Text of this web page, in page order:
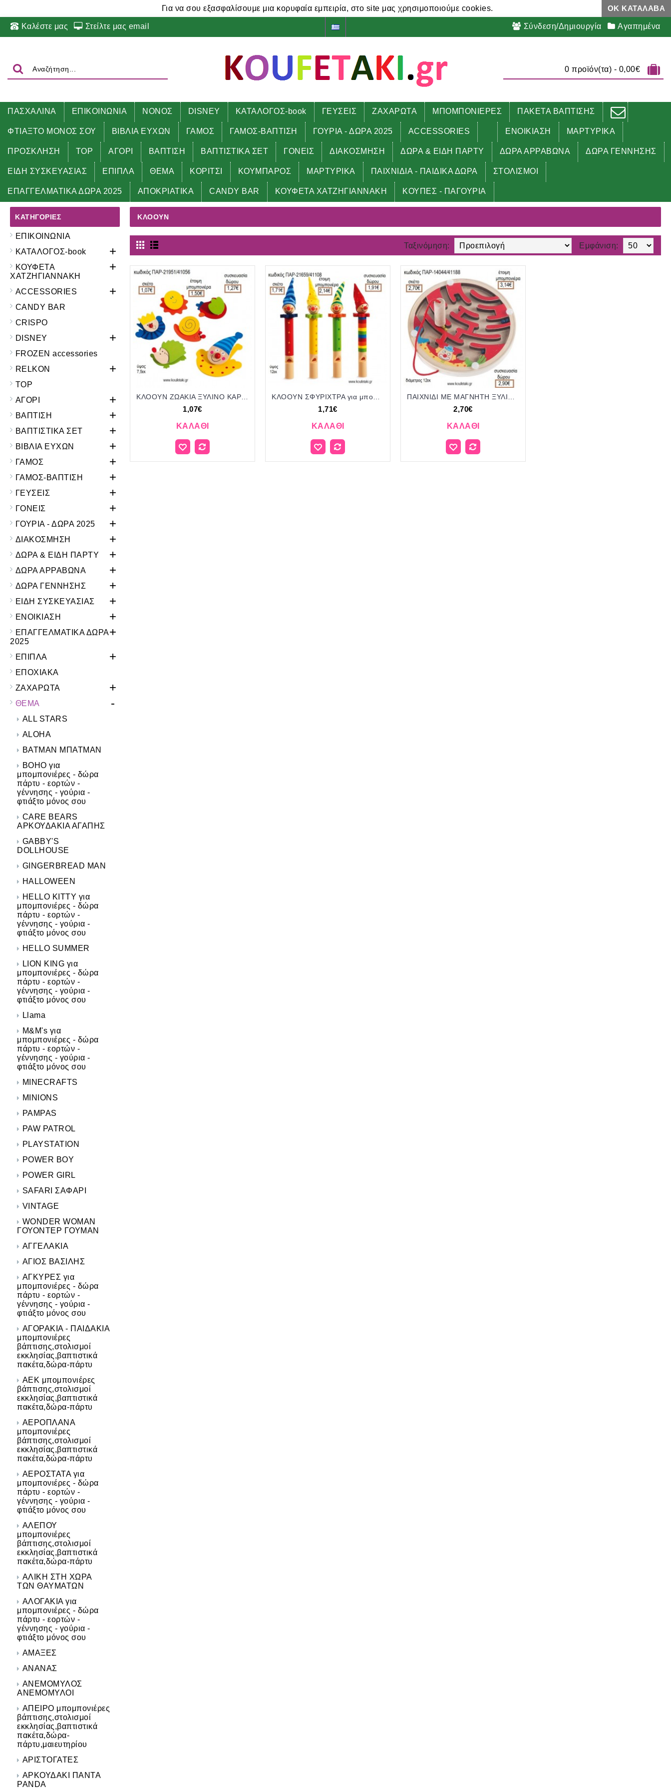
Για να σου εξασφαλίσουμε μια κορυφαία εμπειρία, στο site μας χρησιμοποιούμε cookies. ΟΚ ΚΑΤΆΛΑΒΑ
Καλέστε μας Στείλτε μας email Σύνδεση/Δημιουργία Αγαπημένα
0 προϊόν(τα) - 0,00€
ΠΑΣΧΑΛΙΝΑ ΕΠΙΚΟΙΝΩΝΙΑ ΝΟΝΟΣ DISNEY ΚΑΤΑΛΟΓΟΣ-book ΓΕΥΣΕΙΣ ΖΑΧΑΡΩΤΑ ΜΠΟΜΠΟΝΙΕΡΕΣ ΠΑΚΕΤΑ ΒΑΠΤΙΣΗΣ
ΦΤΙΑΞΤΟ ΜΟΝΟΣ ΣΟΥ ΒΙΒΛΙΑ ΕΥΧΩΝ ΓΑΜΟΣ ΓΑΜΟΣ-ΒΑΠΤΙΣΗ ΓΟΥΡΙΑ - ΔΩΡΑ 2025 ACCESSORIES ΕΝΟΙΚΙΑΣΗ ΜΑΡΤΥΡΙΚΑ
ΠΡΟΣΚΛΗΣΗ TOP ΑΓΟΡΙ ΒΑΠΤΙΣΗ ΒΑΠΤΙΣΤΙΚΑ ΣΕΤ ΓΟΝΕΙΣ ΔΙΑΚΟΣΜΗΣΗ ΔΩΡΑ & ΕΙΔΗ ΠΑΡΤΥ ΔΩΡΑ ΑΡΡΑΒΩΝΑ ΔΩΡΑ ΓΕΝΝΗΣΗΣ
ΕΙΔΗ ΣΥΣΚΕΥΑΣΙΑΣ ΕΠΙΠΛΑ ΘΕΜΑ ΚΟΡΙΤΣΙ ΚΟΥΜΠΑΡΟΣ ΜΑΡΤΥΡΙΚΑ ΠΑΙΧΝΙΔΙΑ - ΠΑΙΔΙΚΑ ΔΩΡΑ ΣΤΟΛΙΣΜΟΙ
ΕΠΑΓΓΕΛΜΑΤΙΚΑ ΔΩΡΑ 2025 ΑΠΟΚΡΙΑΤΙΚΑ CANDY BAR ΚΟΥΦΕΤΑ ΧΑΤΖΗΓΙΑΝΝΑΚΗ ΚΟΥΠΕΣ - ΠΑΓΟΥΡΙΑ
Αρχική ΘΕΜΑ ΚΛΟΟΥΝ
ΚΑΤΗΓΟΡΊΕΣ
ΕΠΙΚΟΙΝΩΝΙΑ
ΚΑΤΑΛΟΓΟΣ-book
+
ΚΟΥΦΕΤΑ
ΧΑΤΖΗΓΙΑΝΝΑΚΗ
+
ACCESSORIES +
CANDY BAR
CRISPO
DISNEY
+
FROZEN accessories
RELKON
+
TOP
ΑΓΟΡΙ
+
ΒΑΠΤΙΣΗ +
ΒΑΠΤΙΣΤΙΚΑ ΣΕΤ +
ΒΙΒΛΙΑ ΕΥΧΩΝ +
ΓΑΜΟΣ +
ΓΑΜΟΣ-ΒΑΠΤΙΣΗ +
ΓΕΥΣΕΙΣ +
ΓΟΝΕΙΣ +
ΓΟΥΡΙΑ - ΔΩΡΑ 2025 +
ΔΙΑΚΟΣΜΗΣΗ +
ΔΩΡΑ & ΕΙΔΗ ΠΑΡΤΥ +
ΔΩΡΑ ΑΡΡΑΒΩΝΑ +
ΔΩΡΑ ΓΕΝΝΗΣΗΣ +
ΕΙΔΗ ΣΥΣΚΕΥΑΣΙΑΣ +
ΕΝΟΙΚΙΑΣΗ +
ΕΠΑΓΓΕΛΜΑΤΙΚΑ ΔΩΡΑ
2025
+
ΕΠΙΠΛΑ +
ΕΠΟΧΙΑΚΑ
ΖΑΧΑΡΩΤΑ
+
ΘΕΜΑ -
ALL STARS
ALOHA
BATMAN ΜΠΑΤΜΑΝ
BOHO για
μπομπονιέρες - δώρα
πάρτυ - εορτών -
γέννησης - γούρια -
φτιάξτο μόνος σου
CARE BEARS
ΑΡΚΟΥΔΑΚΙΑ ΑΓΑΠΗΣ
GABBY'S
DOLLHOUSE
GINGERBREAD MAN
HALLOWEEN
HELLO KITTY για
μπομπονιέρες - δώρα
πάρτυ - εορτών -
γέννησης - γούρια -
φτιάξτο μόνος σου
HELLO SUMMER
LION KING για
μπομπονιέρες - δώρα
πάρτυ - εορτών -
γέννησης - γούρια -
φτιάξτο μόνος σου
Llama
M&M's για
μπομπονιέρες - δώρα
πάρτυ - εορτών -
γέννησης - γούρια -
φτιάξτο μόνος σου
MINECRAFTS
MINIONS
PAMPAS
PAW PATROL
PLAYSTATION
POWER BOY
POWER GIRL
SAFARI ΣΑΦΑΡΙ
VINTAGE
WONDER WOMAN
ΓΟΥΟΝΤΕΡ ΓΟΥΜΑΝ
ΑΓΓΕΛΑΚΙΑ
ΑΓΙΟΣ ΒΑΣΙΛΗΣ
ΑΓΚΥΡΕΣ για
μπομπονιέρες - δώρα
πάρτυ - εορτών -
γέννησης - γούρια -
φτιάξτο μόνος σου
ΑΓΟΡΑΚΙΑ - ΠΑΙΔΑΚΙΑ
μπομπονιέρες
βάπτισης,στολισμοί
εκκλησίας,βαπτιστικά
πακέτα,δώρα-πάρτυ
ΑΕΚ μπομπονιέρες
βάπτισης,στολισμοί
εκκλησίας,βαπτιστικά
πακέτα,δώρα-πάρτυ
ΑΕΡΟΠΛΑΝΑ
μπομπονιέρες
βάπτισης,στολισμοί
εκκλησίας,βαπτιστικά
πακέτα,δώρα-πάρτυ
ΑΕΡΟΣΤΑΤΑ για
μπομπονιέρες - δώρα
πάρτυ - εορτών -
γέννησης - γούρια -
φτιάξτο μόνος σου
ΑΛΕΠΟΥ
μπομπονιέρες
βάπτισης,στολισμοί
εκκλησίας,βαπτιστικά
πακέτα,δώρα-πάρτυ
ΑΛΙΚΗ ΣΤΗ ΧΩΡΑ
ΤΩΝ ΘΑΥΜΑΤΩΝ
ΑΛΟΓΑΚΙΑ για
μπομπονιέρες - δώρα
πάρτυ - εορτών -
γέννησης - γούρια -
φτιάξτο μόνος σου
ΑΜΑΞΕΣ
ΑΝΑΝΑΣ
ΑΝΕΜΟΜΥΛΟΣ
ΑΝΕΜΟΜΥΛΟΙ
ΑΠΕΙΡΟ μπομπονιέρες
βάπτισης,στολισμοί
εκκλησίας,βαπτιστικά
πακέτα,δώρα-
πάρτυ,μαιευτηρίου
ΑΡΙΣΤΟΓΑΤΕΣ
ΑΡΚΟΥΔΑΚΙ ΠΑΝΤΑ
PANDA
ΚΛΟΟΥΝ
Εμφάνιση:
Ταξινόμηση:
1,07€
ΚΑΛΆΘΙ
1,71€
ΚΑΛΆΘΙ
2,70€
ΚΑΛΆΘΙ